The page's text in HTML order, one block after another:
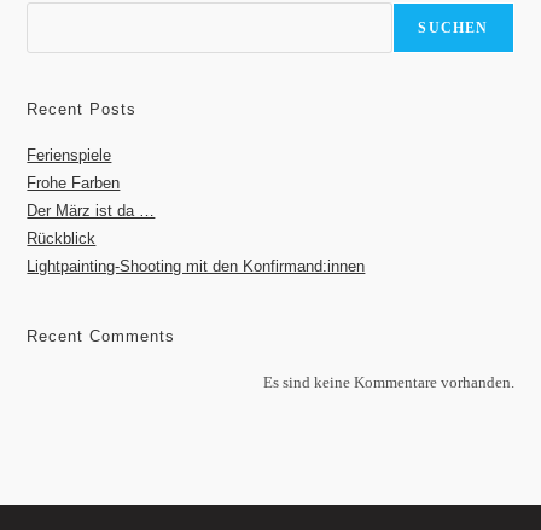
SUCHEN
Recent Posts
Ferienspiele
Frohe Farben
Der März ist da …
Rückblick
Lightpainting-Shooting mit den Konfirmand:innen
Recent Comments
Es sind keine Kommentare vorhanden.